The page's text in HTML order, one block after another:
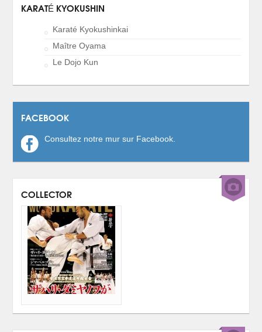
KARATÉ KYOKUSHIN
Karaté Kyokushinkai
Maître Oyama
Le Dojo Kun
FACEBOOK
Consultez notre mur sur Facebook.
COLLECTOR